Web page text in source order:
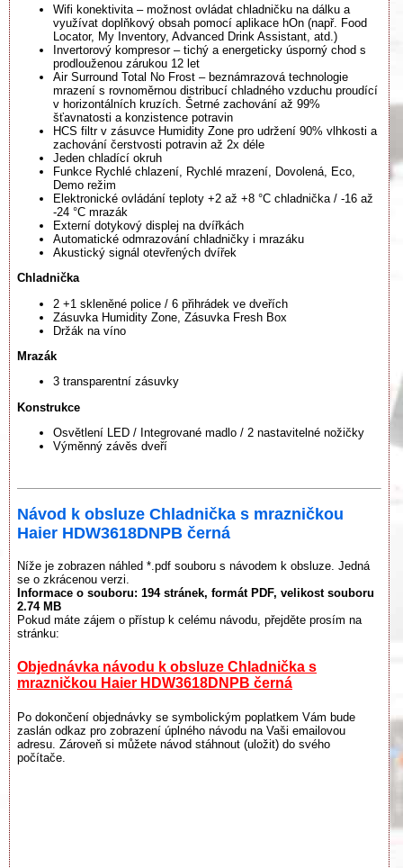
Wifi konektivita – možnost ovládat chladničku na dálku a
využívat doplňkový obsah pomocí aplikace hOn (např. Food
Locator, My Inventory, Advanced Drink Assistant, atd.)
Invertorový kompresor – tichý a energeticky úsporný chod s
prodlouženou zárukou 12 let
Air Surround Total No Frost – beznámrazová technologie
mrazení s rovnoměrnou distribucí chladného vzduchu proudící
v horizontálních kruzích. Šetrné zachování až 99%
šťavnatosti a konzistence potravin
HCS filtr v zásuvce Humidity Zone pro udržení 90% vlhkosti a
zachování čerstvosti potravin až 2x déle
Jeden chladící okruh
Funkce Rychlé chlazení, Rychlé mrazení, Dovolená, Eco,
Demo režim
Elektronické ovládání teploty +2 až +8 °C chladnička / -16 až
-24 °C mrazák
Externí dotykový displej na dvířkách
Automatické odmrazování chladničky i mrazáku
Akustický signál otevřených dvířek
Chladnička
2 +1 skleněné police / 6 přihrádek ve dveřích
Zásuvka Humidity Zone, Zásuvka Fresh Box
Držák na víno
Mrazák
3 transparentní zásuvky
Konstrukce
Osvětlení LED / Integrované madlo / 2 nastavitelné nožičky
Výměnný závěs dveří
Návod k obsluze Chladnička s mrazničkou
Haier HDW3618DNPB černá
Níže je zobrazen náhled *.pdf souboru s návodem k obsluze. Jedná
se o zkrácenou verzi.
Informace o souboru: 194 stránek, formát PDF, velikost souboru
2.74 MB
Pokud máte zájem o přístup k celému návodu, přejděte prosím na
stránku:
Objednávka návodu k obsluze Chladnička s
mrazničkou Haier HDW3618DNPB černá
Po dokončení objednávky se symbolickým poplatkem Vám bude
zaslán odkaz pro zobrazení úplného návodu na Vaši emailovou
adresu. Zároveň si můžete návod stáhnout (uložit) do svého
počítače.